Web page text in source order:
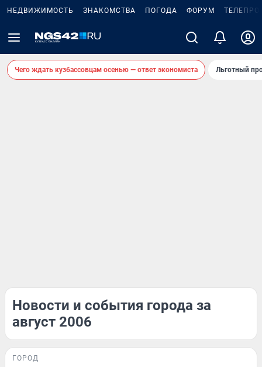
НЕДВИЖИМОСТЬ ЗНАКОМСТВА ПОГОДА ФОРУМ
Чего ждать кузбассовцам осенью — ответ экономиста Льготный
Новости и события города за
август 2006
ГОРОД